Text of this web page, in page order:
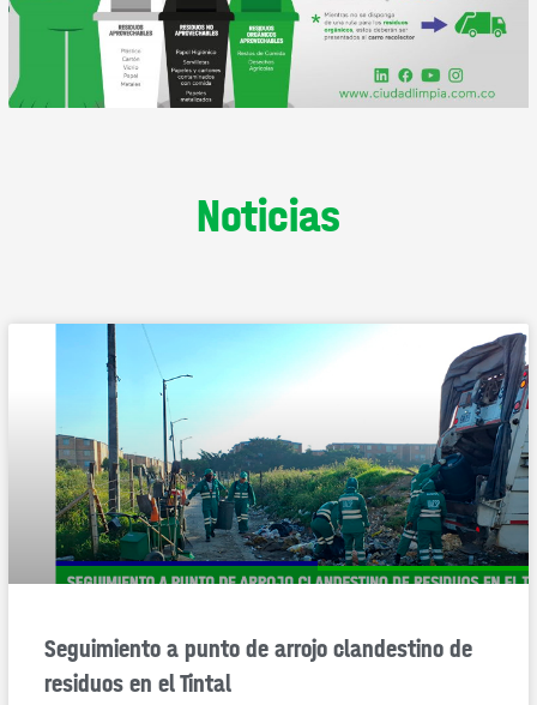
Noticias
Seguimiento a punto de arrojo clandestino de
residuos en el Tintal